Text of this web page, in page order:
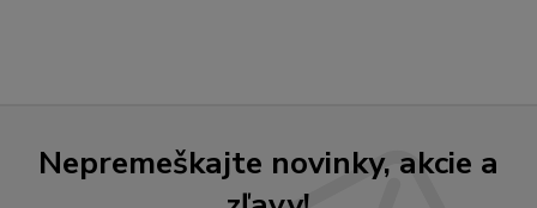
Nepremeškajte novinky, akcie a